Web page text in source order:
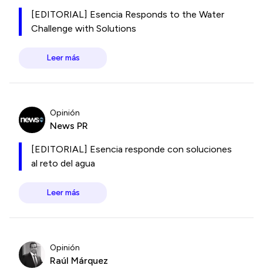
[EDITORIAL] Esencia Responds to the Water
Challenge with Solutions
Leer más
Opinión
News PR
[EDITORIAL] Esencia responde con soluciones
al reto del agua
Leer más
Opinión
Raúl Márquez